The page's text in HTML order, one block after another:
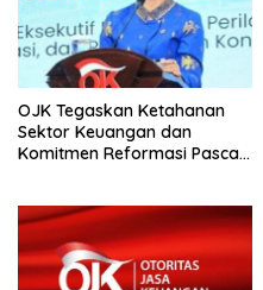
OJK Tegaskan Ketahanan
Sektor Keuangan dan
Komitmen Reformasi Pasca